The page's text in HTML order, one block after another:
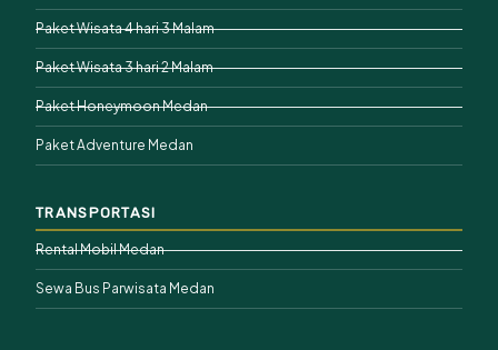
Paket Wisata 4 hari 3 Malam
Paket Wisata 3 hari 2 Malam
Paket Honeymoon Medan
Paket Adventure Medan
TRANSPORTASI
Rental Mobil Medan
Sewa Bus Parwisata Medan